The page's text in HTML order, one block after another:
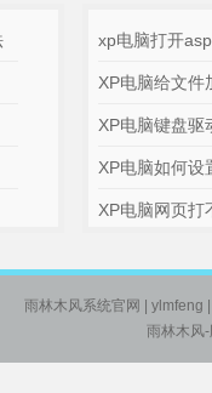
xp电脑打开
XP电脑给文件
XP电脑键盘驱
XP电脑如何设
XP电脑网页打
雨林木风系统官网
| ylmfeng
雨林木风